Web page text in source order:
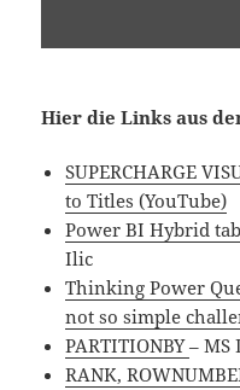
Hier die Links aus
SUPERCHARGE
to Titles (YouTube)
Power BI Hybrid
Ilic
Thinking Power
not so simple
PARTITIONBY– MS
RANK,